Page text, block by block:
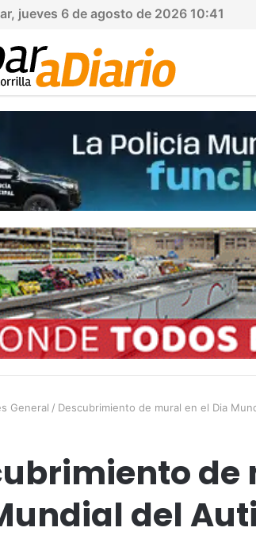
jueves 6 de agosto de 2026 10:41
General / Descubrimiento de mural en el Dia
de
del